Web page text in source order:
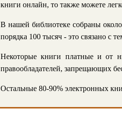
книги онлайн, то также можете
В нашей библиотеке собраны
порядка 100 тысяч - это связано с
Некоторые книги платные и от
правообладателей, запрещающих
Остальные 80-90% электронных